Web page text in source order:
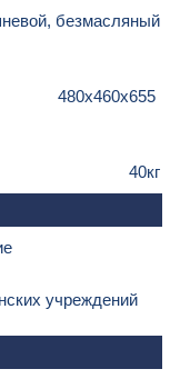
безмасляный
480х460х655
40кг
учреждений